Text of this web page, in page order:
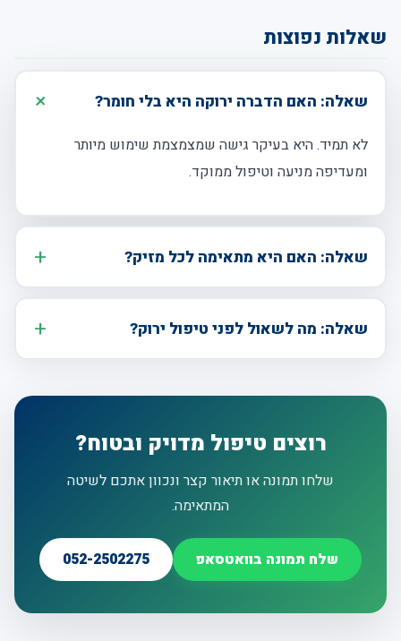
שאלות נפוצות
שאלה: האם הדברה ירוקה היא בלי חומר?
לא תמיד. היא בעיקר גישה שמצמצמת שימוש מיותר
ומעדיפה מניעה וטיפול ממוקד.
שאלה: האם היא מתאימה לכל מזיק?
שאלה: מה לשאול לפני טיפול ירוק?
רוצים טיפול מדויק ובטוח?
שלחו תמונה או תיאור קצר ונכוון אתכם לשיטה
המתאימה.
שלח תמונה בוואטסאפ 052-2502275